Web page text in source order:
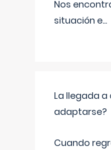
Nos
situación e...
La llegada
adaptarse?
Cuando